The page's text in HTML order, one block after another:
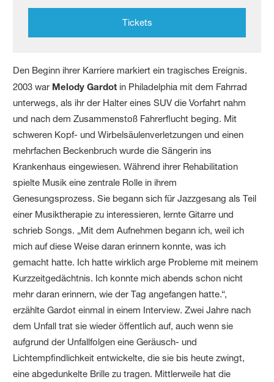
Tickets
Den Beginn ihrer Karriere markiert ein tragisches Ereignis.
2003 war Melody Gardot in Philadelphia mit dem Fahrrad
unterwegs, als ihr der Halter eines SUV die Vorfahrt nahm
und nach dem Zusammenstoß Fahrerflucht beging. Mit
schweren Kopf- und Wirbelsäulenverletzungen und einen
mehrfachen Beckenbruch wurde die Sängerin ins
Krankenhaus eingewiesen. Während ihrer Rehabilitation
spielte Musik eine zentrale Rolle in ihrem
Genesungsprozess. Sie begann sich für Jazzgesang als Teil
einer Musiktherapie zu interessieren, lernte Gitarre und
schrieb Songs. „Mit dem Aufnehmen begann ich, weil ich
mich auf diese Weise daran erinnern konnte, was ich
gemacht hatte. Ich hatte wirklich arge Probleme mit meinem
Kurzzeitgedächtnis. Ich konnte mich abends schon nicht
mehr daran erinnern, wie der Tag angefangen hatte.“,
erzählte Gardot einmal in einem Interview. Zwei Jahre nach
dem Unfall trat sie wieder öffentlich auf, auch wenn sie
aufgrund der Unfallfolgen eine Geräusch- und
Lichtempfindlichkeit entwickelte, die sie bis heute zwingt,
eine abgedunkelte Brille zu tragen. Mittlerweile hat die